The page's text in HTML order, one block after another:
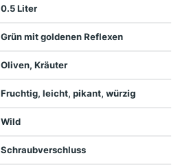
0.5 Liter
Grün mit goldenen Reflexen
Oliven, Kräuter
Fruchtig, leicht, pikant, würzig
Wild
Schraubverschluss